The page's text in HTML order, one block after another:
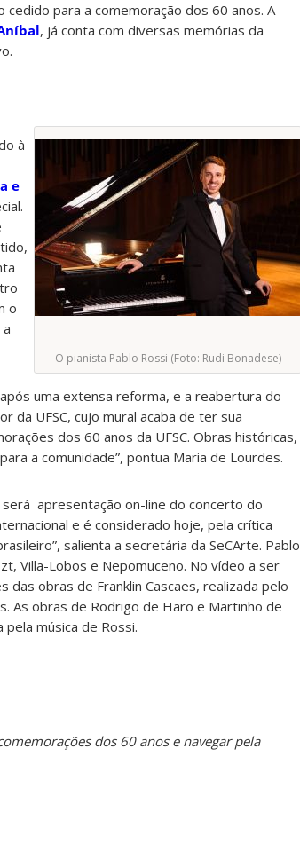
para a comemoração dos 60 anos. A
, já conta com diversas memórias da
O pianista Pablo Rossi (Foto: Rudi Bonadese)
à
e
o
uma extensa reforma, e a reabertura do
da UFSC, cujo mural acaba de ter sua
dos 60 anos da UFSC. Obras históricas,
a comunidade”, pontua Maria de Lourdes.
apresentação on-line do concerto do
e é considerado hoje, pela crítica
salienta a secretária da SeCArte. Pablo
Villa-Lobos e Nepomuceno. No vídeo a ser
das obras de Franklin Cascaes, realizada pelo
As obras de Rodrigo de Haro e Martinho de
música de Rossi.
dos 60 anos e navegar pela